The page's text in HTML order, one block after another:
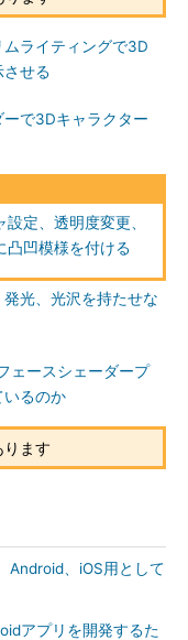
ライティングで3D
させる
で3Dキャラクター
定、透明度変更、
凸凹模様を付ける
光、光沢を持たせな
ェースシェーダープ
いるのか
ます
Android、iOS用として
アプリを開発するた